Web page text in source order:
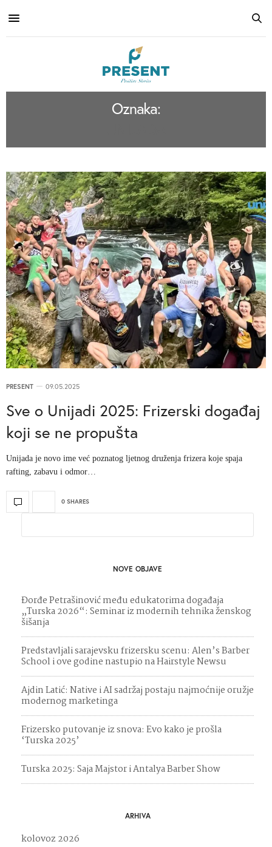
Oznaka:
PRESENT 09.05.2025
Sve o Unijadi 2025: Frizerski događaj
koji se ne propušta
Unijada je novo ime već poznatog ljetnog druženja frizera koje spaja
rafting, zabavu i odmor…
0 SHARES
NOVE OBJAVE
Đorđe Petrašinović među edukatorima događaja
„Turska 2026“: Seminar iz modernih tehnika ženskog
šišanja
Predstavljali sarajevsku frizersku scenu: Alen’s Barber
School i ove godine nastupio na Hairstyle Newsu
Ajdin Latić: Native i AI sadržaj postaju najmoćnije oružje
modernog marketinga
Frizersko putovanje iz snova: Evo kako je prošla
‘Turska 2025’
Turska 2025: Saja Majstor i Antalya Barber Show
ARHIVA
kolovoz 2026